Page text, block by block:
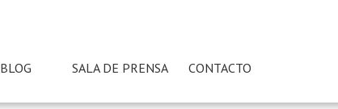
BLOG SALA DE PRENSA CONTACTO